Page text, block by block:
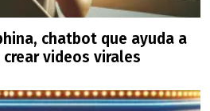
chatbot que ayuda a
videos virales